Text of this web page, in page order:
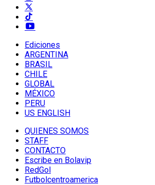
Ediciones
ARGENTINA
BRASIL
CHILE
GLOBAL
MÉXICO
PERU
US ENGLISH
QUIENES SOMOS
STAFF
CONTACTO
Escribe en Bolavip
RedGol
Futbolcentroamerica